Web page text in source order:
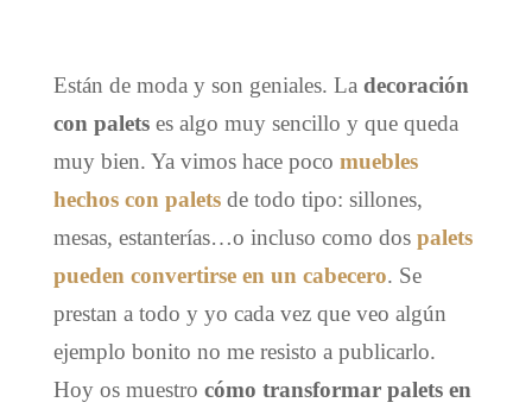
Están de moda y son geniales. La decoración
con paletses algo muy sencillo y que queda
muy bien. Ya vimos hace poco muebles
hechos con paletsde todo tipo: sillones,
mesas, estanterías…o incluso como dos palets
pueden convertirse en un cabecero. Se
prestan a todo y yo cada vez que veo algún
ejemplo bonito no me resisto a publicarlo.
Hoy os muestro cómo transformar palets en